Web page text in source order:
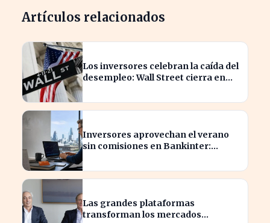
Artículos relacionados
Los inversores celebran la caída del
desempleo: Wall Street cierra en
Inversores aprovechan el verano
sin comisiones en Bankinter:
internacional
Las grandes plataformas
transforman los mercados